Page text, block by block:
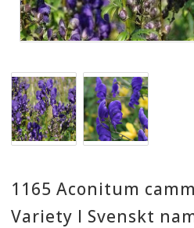
1165 Aconitum
Variety I Svenskt